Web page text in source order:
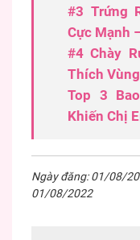
#3 Trứng
Cực Mạnh
#4 Chày
Thích
Top 3
Khiến Chị
Ngày đăng: 01/08/
01/08/2022